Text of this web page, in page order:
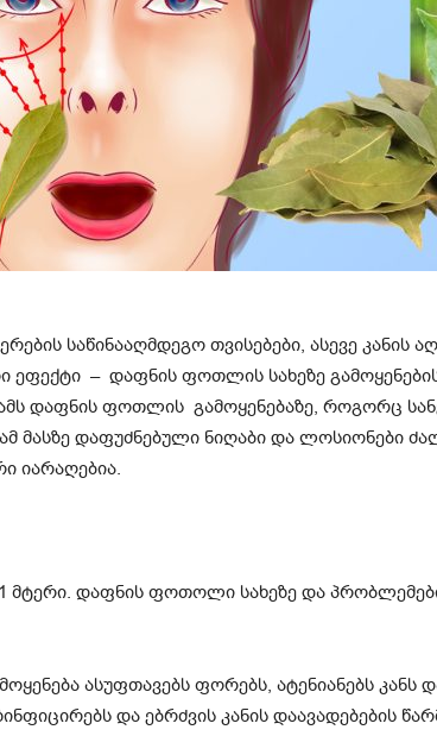
საწინააღმდეგო თვისებები, ასევე კანის
ეფექტი – დაფნის ფოთლის სახეზე
დაფნის ფოთლის გამოყენებაზე, როგორც
მასზე დაფუძნებული ნიღაბი და ლოსიონები
იარაღებია.
ასუფთავებს ფორებს, ატენიანებს კანს
და ებრძვის კანის დაავადებების